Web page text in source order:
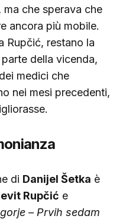
ma che sperava che
ancora più mobile.
Rupčić, restano la
della vicenda,
medici che
nei mesi precedenti,
di Danijel Šetka è
Rupčić e
– Prvih sedam